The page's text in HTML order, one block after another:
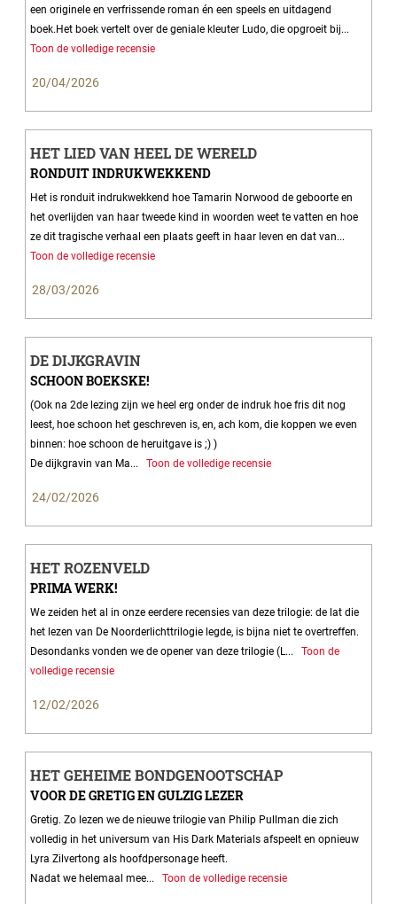
een originele en verfrissende roman én een speels en uitdagend
boek.Het boek vertelt over de geniale kleuter Ludo, die opgroeit bij...
Toon de volledige recensie
20/04/2026
HET LIED VAN HEEL DE WERELD
RONDUIT INDRUKWEKKEND
Het is ronduit indrukwekkend hoe Tamarin Norwood de geboorte en
het overlijden van haar tweede kind in woorden weet te vatten en hoe
ze dit tragische verhaal een plaats geeft in haar leven en dat van...
Toon de volledige recensie
28/03/2026
DE DIJKGRAVIN
SCHOON BOEKSKE!
(Ook na 2de lezing zijn we heel erg onder de indruk hoe fris dit nog
leest, hoe schoon het geschreven is, en, ach kom, die koppen we even
binnen: hoe schoon de heruitgave is ;) )
De dijkgravin van Ma...
Toon de volledige recensie
24/02/2026
HET ROZENVELD
PRIMA WERK!
We zeiden het al in onze eerdere recensies van deze trilogie: de lat die
het lezen van De Noorderlichttrilogie legde, is bijna niet te overtreffen.
Desondanks vonden we de opener van deze trilogie (L...
Toon de
volledige recensie
12/02/2026
HET GEHEIME BONDGENOOTSCHAP
VOOR DE GRETIG EN GULZIG LEZER
Gretig. Zo lezen we de nieuwe trilogie van Philip Pullman die zich
volledig in het universum van His Dark Materials afspeelt en opnieuw
Lyra Zilvertong als hoofdpersonage heeft.
Nadat we helemaal mee...
Toon de volledige recensie